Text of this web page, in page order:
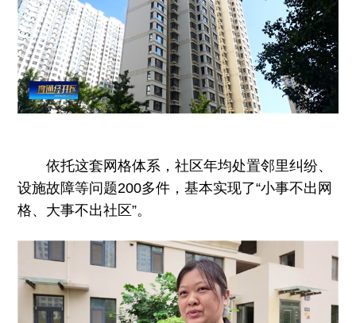
依托这套网格体系，社区年均处置邻里纠纷、
设施故障等问题200多件，基本实现了“小事不出网
格、大事不出社区”。